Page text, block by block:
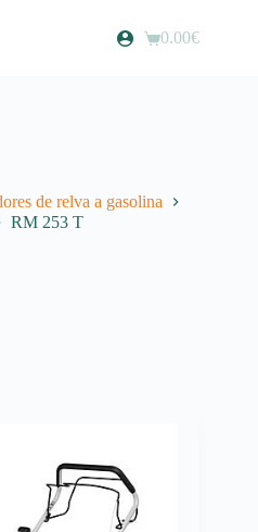
Carrinho
0.00€
de relva a gasolina
RM 253 T